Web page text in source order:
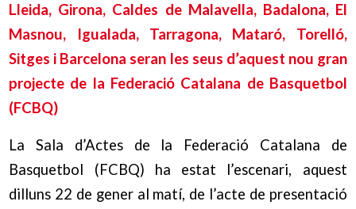
Lleida, Girona, Caldes de Malavella, Badalona, El
Masnou, Igualada, Tarragona, Mataró, Torelló,
Sitges i Barcelona seran les seus d’aquest nou gran
projecte de la Federació Catalana de Basquetbol
(FCBQ)
La Sala d’Actes de la Federació Catalana de
Basquetbol (FCBQ) ha estat l’escenari, aquest
dilluns 22 de gener al matí, de l’acte de presentació